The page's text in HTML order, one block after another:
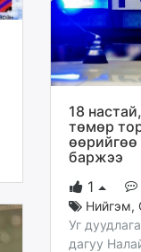
18
төмөр
баржээ
1
Нийгэм,
Уг
дагуу